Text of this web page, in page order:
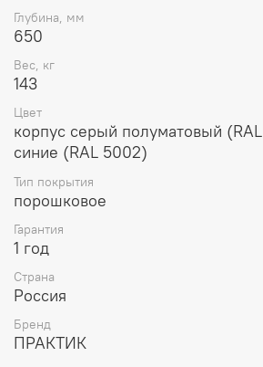
Глубина, мм
650
Вес, кг
143
Цвет
корпус серый полуматовый
синие (RAL 5002)
Тип покрытия
порошковое
Гарантия
1 год
Страна
Россия
Бренд
ПРАКТИК